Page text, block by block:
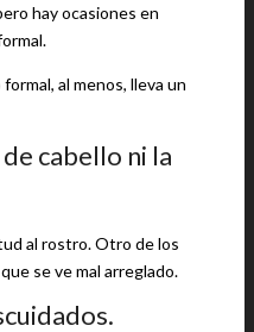
hay ocasiones en
al menos, lleva un
cabello ni la
al rostro. Otro de los
se ve mal arreglado.